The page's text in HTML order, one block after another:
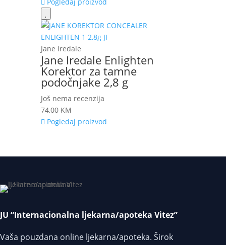
Jane Iredale
Jane Iredale Enlighten
Korektor za tamne
podočnjake 2,8 g
Još nema recenzija
74,00 KM
Pogledaj proizvod
JU “Internacionalna ljekarna/apoteka Vitez”
Vaša pouzdana online ljekarna/apoteka. Širok